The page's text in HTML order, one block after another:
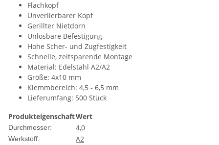
Flachkopf
Unverlierbarer Kopf
Gerillter Nietdorn
Unlösbare Befestigung
Hohe Scher- und Zugfestigkeit
Schnelle, zeitsparende Montage
Material: Edelstahl A2/A2
Größe: 4x10 mm
Klemmbereich: 4,5 - 6,5 mm
Lieferumfang: 500 Stück
ProdukteigenschaftWert
Durchmesser: 4,0
Werkstoff: A2